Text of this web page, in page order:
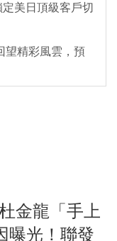
美日頂級客戶切
望精彩風雲，預
金龍「手上
曝光！聯發